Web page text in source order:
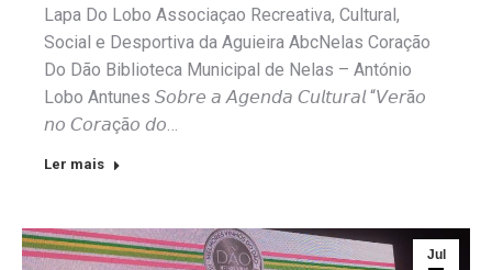
Lapa Do Lobo Associaçao Recreativa, Cultural,
Social e Desportiva da Aguieira AbcNelas Coração
Do Dão Biblioteca Municipal de Nelas – António
Lobo Antunes 𝘚𝘰𝘣𝘳𝘦 𝘢 𝘈𝘨𝘦𝘯𝘥𝘢 𝘊𝘶𝘭𝘵𝘶𝘳𝘢𝘭 “𝘝𝘦𝘳ã𝘰
𝘯𝘰 𝘊𝘰𝘳𝘢çã𝘰 𝘥𝘰…
Ler mais
Jul